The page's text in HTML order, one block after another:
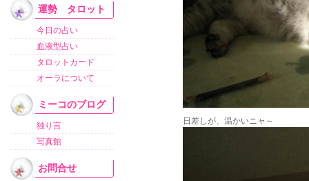
運勢 タロット
今日の占い
血液型占い
タロットカード
オーラについて
ミーコのブログ
独り言
写真館
お問合せ
日差しが、温かいニャ～